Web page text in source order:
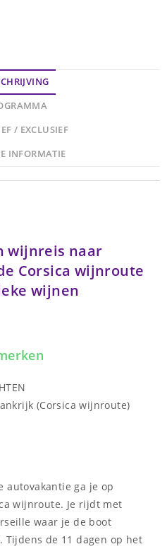
/ EXCLUSIEF
INFORMATIE
wijnreis naar
Corsica wijnroute
wijnen
(Corsica wijnroute)
autovakantie ga je op
wijnroute. Je rijdt met
waar je de boot
Tijdens de 11 dagen op het